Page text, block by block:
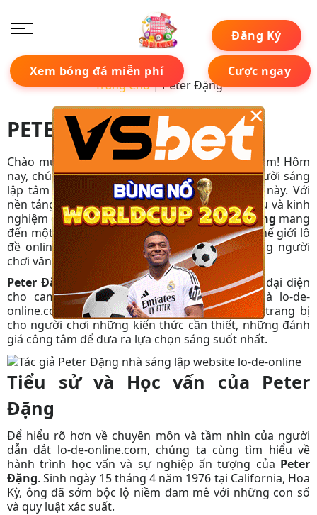
Cược ngay
Đăng Ký
Xem bóng đá miễn phí
Trang Chủ|Peter Đặng
PETER ĐẶNG
Chào mừng quý độc giả đến với lo-de-online.com! Hôm
nay, chúng tôi tự hào giới thiệuPeter Đặng, người sáng
lập tâm huyết và là bộ não đằng sau website này. Với
nền tảng học vấn vững chắc về khoa học dữ liệu và kinh
nghiệm quản lý dày dạn tại Las Vegas,Peter Đặng mang
đến một góc nhìn chuyên sâu, khách quan về thế giới lô
đề online, hướng tới xây dựng một cộng đồng người
chơi văn minh, có trách nhiệm.
Peter Đặng
không chỉ là một cái tên, mà còn đại diện
cho cam kết về sự minh bạch và uy tín mà lo-de-
online.com luôn theo đuổi. Ông mong muốn trang bị
cho người chơi những kiến thức cần thiết, những đánh
giá công tâm để đưa ra lựa chọn sáng suốt nhất.
Tiểu sử và Học vấn của Peter
Đặng
Để hiểu rõ hơn về chuyên môn và tầm nhìn của người
dẫn dắt lo-de-online.com, chúng ta cùng tìm hiểu về
hành trình học vấn và sự nghiệp ấn tượng của Peter
Đặng. Sinh ngày 15 tháng 4 năm 1976 tại California, Hoa
Kỳ, ông đã sớm bộc lộ niềm đam mê với những con số
và quy luật xác suất.
×